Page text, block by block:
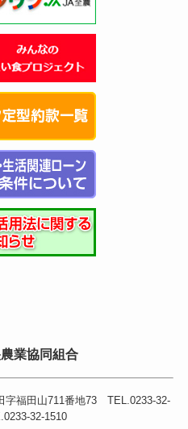
業協同組合
字福田山711番地73 TEL.0233-32-
32-1510